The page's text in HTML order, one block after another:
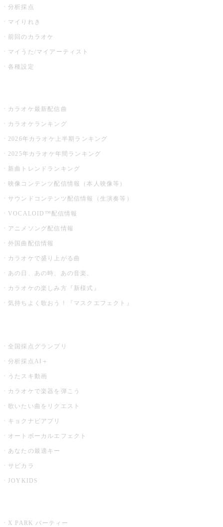
分析採点
マイりれき
前回のカラオケ
マイうた/マイアーティスト
各種設定
カラオケ最新配信曲
カラオケランキング
2026年カラオケ上半期ランキング
2025年カラオケ年間ランキング
新曲トレンドランキング
映像コンテンツ配信情報（本人映像等）
サウンドコンテンツ配信情報（生演奏等）
VOCALOID™配信情報
アニメソング配信情報
外国曲配信情報
カラオケで盛り上がる曲
あの日、あの時、あの音楽。
カラオケの楽しみ方『新様式』
気持ちよく歌おう！『マスクエフェクト』
全国採点グランプリ
分析採点AI＋
うたスキ動画
カラオケで楽器を弾こう
歌いたい曲をリクエスト
キョクナビアプリ
オートボーカルエフェクト
あなたの最適キー
サビカラ
JOYKIDS
X PARK パーティー